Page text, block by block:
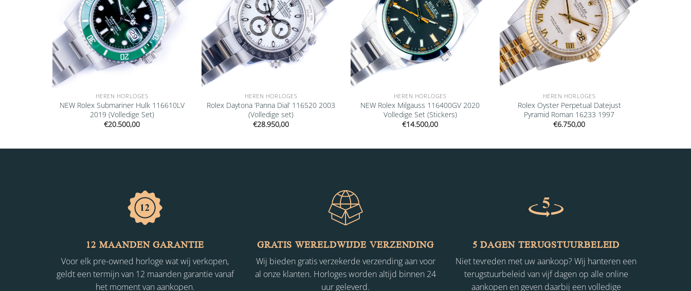
HEREN HORLOGES
NEW Rolex Submariner Hulk 116610LV
2019 (Volledige Set)
€20.500,00
HEREN HORLOGES
Rolex Daytona ‘Panna Dial’ 116520 2003
(Volledige set)
€28.950,00
HEREN HORLOGES
NEW Rolex Milgauss 116400GV 2020
Volledige Set (Stickers)
€14.500,00
HEREN HORLOGES
Rolex Oyster Perpetual Datejust
Pyramid Roman 16233 1997
€6.750,00
12 MAANDEN GARANTIE
Voor elk pre-owned horloge wat wij verkopen,
geldt een termijn van 12 maanden garantie vanaf
het moment van aankopen.
GRATIS WERELDWIJDE VERZENDING
Wij bieden gratis verzekerde verzending aan voor
al onze klanten. Horloges worden altijd binnen 24
uur geleverd.
5 DAGEN TERUGSTUURBELEID
Niet tevreden met uw aankoop? Wij hanteren een
terugstuurbeleid van vijf dagen op alle online
aankopen en geven daarbij een volledige